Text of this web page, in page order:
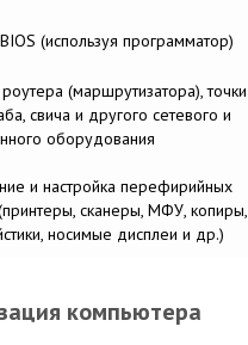
(используя программатор)
(маршрутизатора), точки
свича и другого сетевого и
оборудования
и настройка перефирийных
сканеры, МФУ, копиры,
носимые дисплеи и др.)
компьютера